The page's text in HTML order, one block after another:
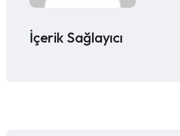
İçerik Sağlayıcı